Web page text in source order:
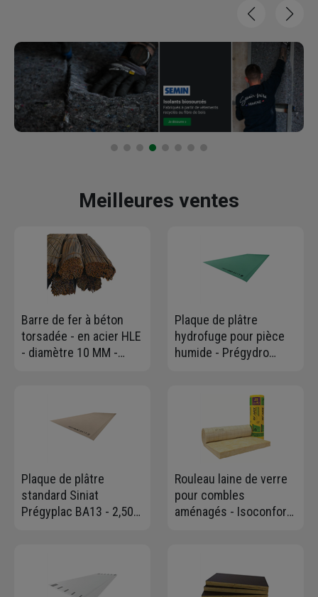
Meilleures ventes
Barre de fer à béton
torsadée - en acier HLE
- diamètre 10 MM -
Plaque de plâtre
hydrofuge pour pièce
humide - Prégydro
Plaque de plâtre
standard Siniat
Prégyplac BA13 - 2,50
Rouleau laine de verre
pour combles
aménagés - Isoconfort